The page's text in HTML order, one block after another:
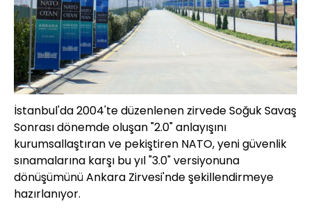
İstanbul'da 2004'te düzenlenen zirvede Soğuk Savaş
Sonrası dönemde oluşan "2.0" anlayışını
kurumsallaştıran ve pekiştiren NATO, yeni güvenlik
sınamalarına karşı bu yıl "3.0" versiyonuna
dönüşümünü Ankara Zirvesi'nde şekillendirmeye
hazırlanıyor.